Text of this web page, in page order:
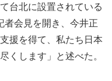
台北に設置されている
者会見を開き、今井正
援を得て、私たち日本
くします」と述べた。